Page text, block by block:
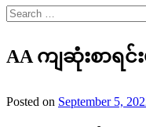
Search
for:
AA ကျဆုံးစာရင်း
Posted on September 5,